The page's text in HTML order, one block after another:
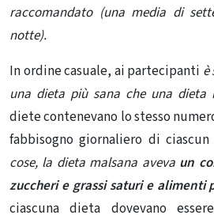
raccomandato (una media di
notte).
In ordine casuale, ai partecipanti è
una dieta più sana che una dieta
diete contenevano lo stesso
fabbisogno giornaliero di
cose, la dieta malsana avevaun
zuccheri e grassi saturi e alimenti
ciascuna dieta dovevano